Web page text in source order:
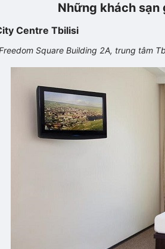
Những khách sạn
Centre Tbilisi
Square Building 2A, trung tâm